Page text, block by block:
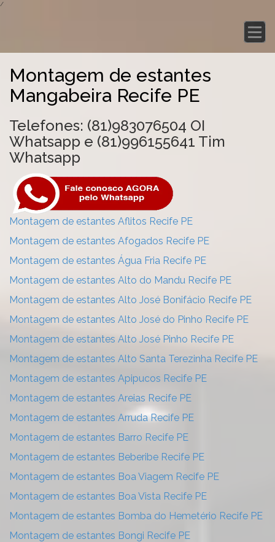
/
Montagem de estantes
Mangabeira Recife PE
Telefones: (81)983076504 OI
Whatsapp e (81)996155641 Tim
Whatsapp
Montagem de estantes Aflitos Recife PE
Montagem de estantes Afogados Recife PE
Montagem de estantes Água Fria Recife PE
Montagem de estantes Alto do Mandu Recife PE
Montagem de estantes Alto José Bonifácio Recife PE
Montagem de estantes Alto José do Pinho Recife PE
Montagem de estantes Alto José Pinho Recife PE
Montagem de estantes Alto Santa Terezinha Recife PE
Montagem de estantes Apipucos Recife PE
Montagem de estantes Areias Recife PE
Montagem de estantes Arruda Recife PE
Montagem de estantes Barro Recife PE
Montagem de estantes Beberibe Recife PE
Montagem de estantes Boa Viagem Recife PE
Montagem de estantes Boa Vista Recife PE
Montagem de estantes Bomba do Hemetério Recife PE
Montagem de estantes Bongi Recife PE